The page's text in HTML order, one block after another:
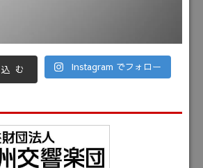
む Instagram でフォロー